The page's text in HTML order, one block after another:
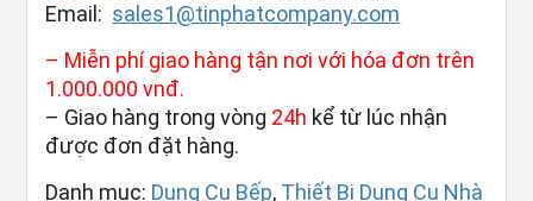
Email: sales1@tinphatcompany.com
– Miễn phí giao hàng tận nơi với hóa đơn trên
1.000.000 vnđ.
– Giao hàng trong vòng 24h kể từ lúc nhận
được đơn đặt hàng.
Danh mục: Dụng Cụ Bếp, Thiết Bị Dụng Cụ Nhà